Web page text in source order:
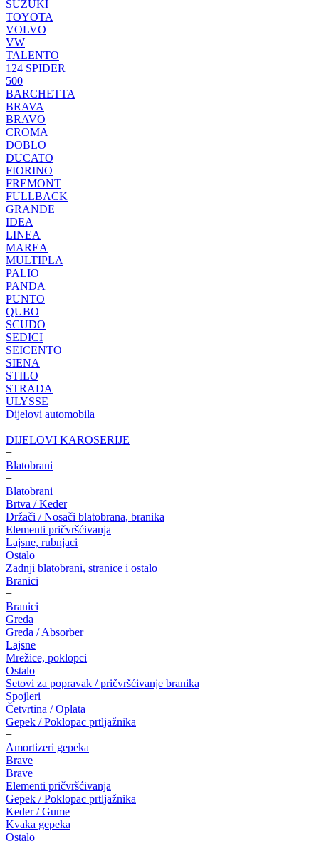
SUZUKI
TOYOTA
VOLVO
VW
TALENTO
124 SPIDER
500
BARCHETTA
BRAVA
BRAVO
CROMA
DOBLO
DUCATO
FIORINO
FREMONT
FULLBACK
GRANDE
IDEA
LINEA
MAREA
MULTIPLA
PALIO
PANDA
PUNTO
QUBO
SCUDO
SEDICI
SEICENTO
SIENA
STILO
STRADA
ULYSSE
Dijelovi automobila
+
DIJELOVI KAROSERIJE
+
Blatobrani
+
Blatobrani
Brtva / Keder
Držači / Nosači blatobrana, branika
Elementi pričvršćivanja
Lajsne, rubnjaci
Ostalo
Zadnji blatobrani, stranice i ostalo
Branici
+
Branici
Greda
Greda / Absorber
Lajsne
Mrežice, poklopci
Ostalo
Setovi za popravak / pričvršćivanje branika
Spojleri
Četvrtina / Oplata
Gepek / Poklopac prtljažnika
+
Amortizeri gepeka
Brave
Brave
Elementi pričvršćivanja
Gepek / Poklopac prtljažnika
Keder / Gume
Kvaka gepeka
Ostalo